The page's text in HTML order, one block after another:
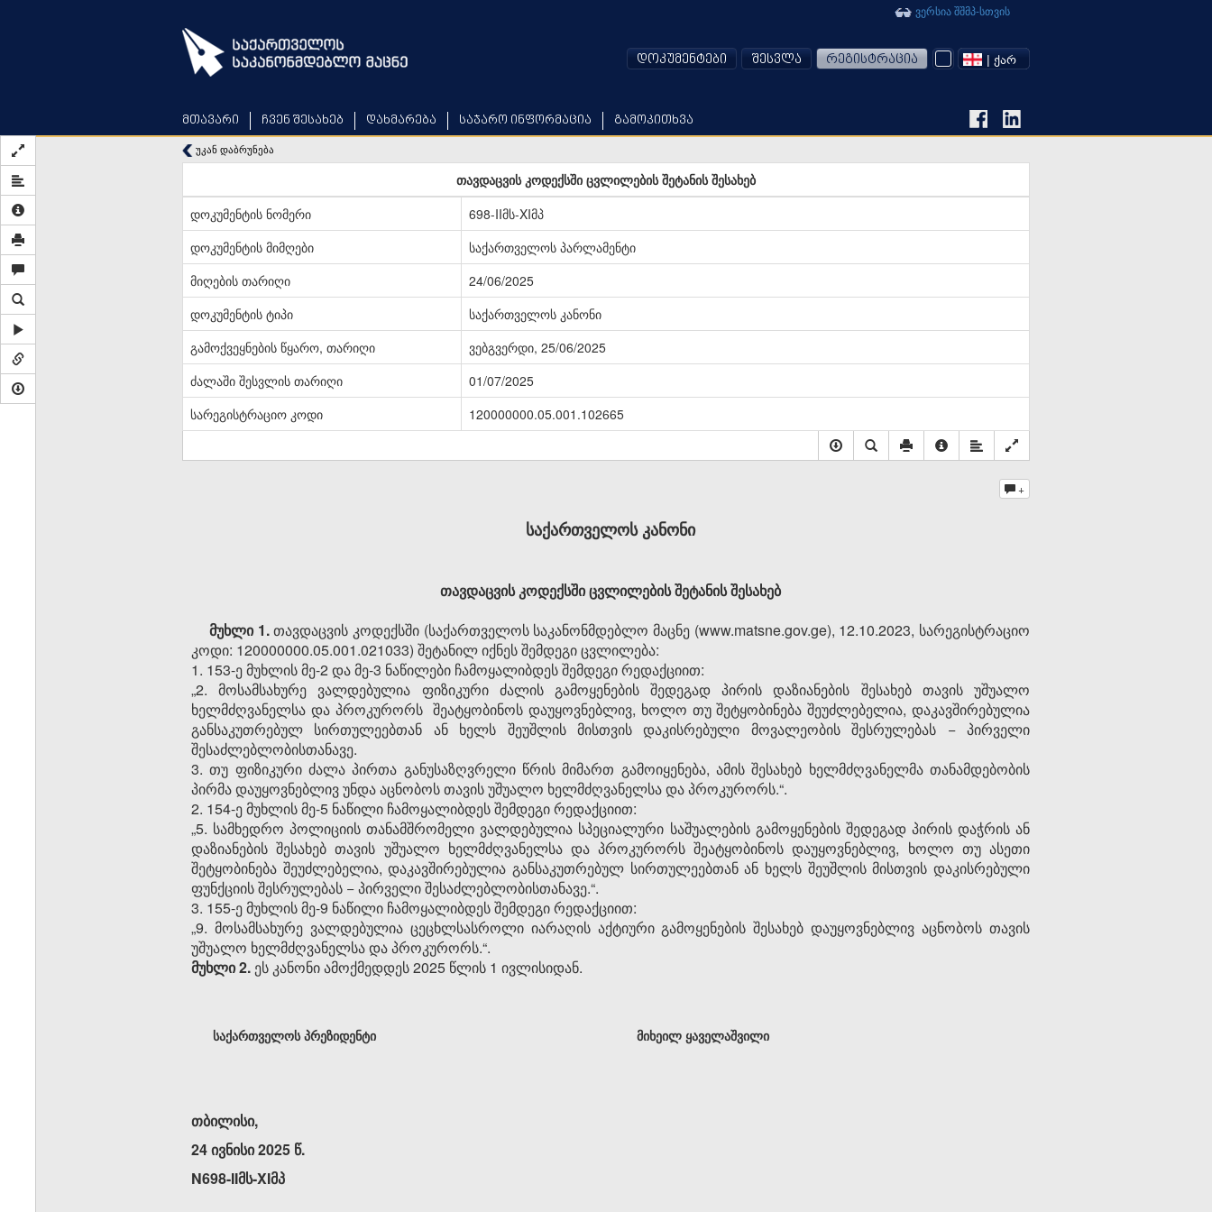
მთავარი ჩვენ შესახებ დახმარება საჯარო ინფორმაცია გამოკითხვა
ვერსია შშმპ-სთვის
დოკუმენტები შესვლა რეგისტრაცია | ᲥᲐᲠ
უკან დაბრუნება
თავდაცვის კოდექსში ცვლილების შეტანის შესახებ
დოკუმენტის ნომერი
698-IIმს-XIმპ
დოკუმენტის მიმღები
საქართველოს პარლამენტი
მიღების თარიღი
24/06/2025
დოკუმენტის ტიპი
საქართველოს კანონი
გამოქვეყნების წყარო, თარიღი
ვებგვერდი, 25/06/2025
ძალაში შესვლის თარიღი
01/07/2025
სარეგისტრაციო კოდი
120000000.05.001.102665
+
საქართველოს კანონი
თავდაცვის კოდექსში ცვლილების შეტანის შესახებ
მუხლი 1.თავდაცვის კოდექსში (საქართველოს საკანონმდებლო მაცნე (www.matsne.gov.ge), 12.10.2023, სარეგისტრაციო
კოდი: 120000000.05.001.021033) შეტანილ იქნეს შემდეგი ცვლილება:
1. 153-ე მუხლის მე-2 და მე-3 ნაწილები ჩამოყალიბდეს შემდეგი რედაქციით:
„2. მოსამსახურე ვალდებულია ფიზიკური ძალის გამოყენების შედეგად პირის დაზიანების შესახებ თავის უშუალო
ხელმძღვანელსა და პროკურორს შეატყობინოს დაუყოვნებლივ, ხოლო თუ შეტყობინება შეუძლებელია, დაკავშირებულია
განსაკუთრებულ სირთულეებთან ან ხელს შეუშლის მისთვის დაკისრებული მოვალეობის შესრულებას − პირველი
შესაძლებლობისთანავე.
3. თუ ფიზიკური ძალა პირთა განუსაზღვრელი წრის მიმართ გამოიყენება, ამის შესახებ ხელმძღვანელმა თანამდებობის
პირმა დაუყოვნებლივ უნდა აცნობოს თავის უშუალო ხელმძღვანელსა და პროკურორს.“.
2. 154-ე მუხლის მე-5 ნაწილი ჩამოყალიბდეს შემდეგი რედაქციით:
„5. სამხედრო პოლიციის თანამშრომელი ვალდებულია სპეციალური საშუალების გამოყენების შედეგად პირის დაჭრის ან
დაზიანების შესახებ თავის უშუალო ხელმძღვანელსა და პროკურორს შეატყობინოს დაუყოვნებლივ, ხოლო თუ ასეთი
შეტყობინება შეუძლებელია, დაკავშირებულია განსაკუთრებულ სირთულეებთან ან ხელს შეუშლის მისთვის დაკისრებული
ფუნქციის შესრულებას − პირველი შესაძლებლობისთანავე.“.
3. 155-ე მუხლის მე-9 ნაწილი ჩამოყალიბდეს შემდეგი რედაქციით:
„9. მოსამსახურე ვალდებულია ცეცხლსასროლი იარაღის აქტიური გამოყენების შესახებ დაუყოვნებლივ აცნობოს თავის
უშუალო ხელმძღვანელსა და პროკურორს.“.
მუხლი 2. ეს კანონი ამოქმედდეს 2025 წლის 1 ივლისიდან.
საქართველოს პრეზიდენტი მიხეილ ყაველაშვილი
თბილისი,
24 ივნისი 2025 წ.
N698-IIმს-XIმპ